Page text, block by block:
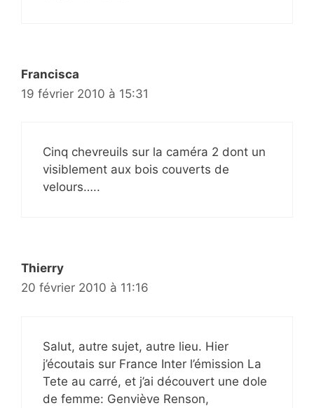
Francisca
19 février 2010 à 15:31
Cinq chevreuils sur la caméra 2 dont un
visiblement aux bois couverts de
velours…..
Thierry
20 février 2010 à 11:16
Salut, autre sujet, autre lieu. Hier
j’écoutais sur France Inter l’émission La
Tete au carré, et j’ai découvert une dole
de femme: Genviève Renson,